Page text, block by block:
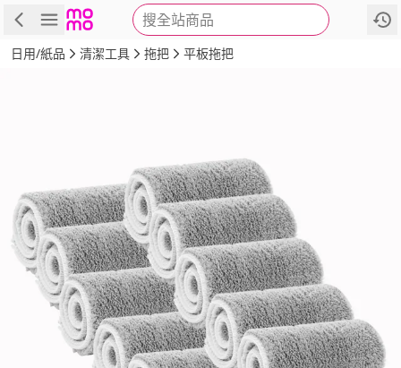
搜全站商品
商品 評價 詳情
日用/紙品 清潔工具 拖把 平板拖把